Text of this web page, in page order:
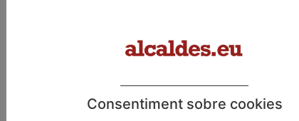
Hem sentit a parlar d’un museu dedicat a Prat de la Riba,
d’un pou de gel i del mateix castell. Què ens en pot dir?
de la Riba és la persona de Castellterçol més coneguda.
Al museu hi podreu conèixer en detall la seva història: un
Consentiment sobre cookies